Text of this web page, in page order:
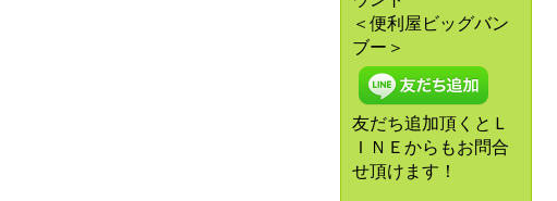
＜便利屋ビッグバン
ブー＞
友だち追加頂くとＬ
ＩＮＥからもお問合
せ頂けます！